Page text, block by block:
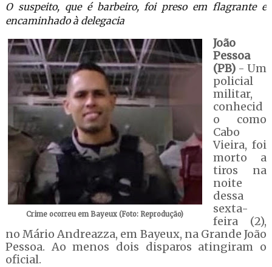
O suspeito, que é barbeiro, foi preso em flagrante e
encaminhado à delegacia
Crime ocorreu em Bayeux (Foto: Reprodução)
João
Pessoa
(PB)- Um
policial
militar,
conhecid
o como
Cabo
Vieira, foi
morto a
tiros na
noite
dessa
sexta-
feira (2),
no Mário Andreazza, em Bayeux, na Grande João
Pessoa. Ao menos dois disparos atingiram o
oficial.